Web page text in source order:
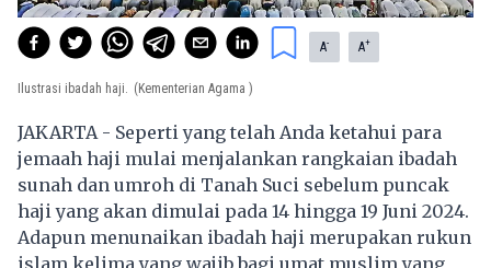
A- A+
Ilustrasi ibadah haji. (Kementerian Agama )
JAKARTA - Seperti yang telah Anda ketahui para
jemaah haji mulai menjalankan rangkaian ibadah
sunah dan umroh di Tanah Suci sebelum puncak
haji yang akan dimulai pada 14 hingga 19 Juni 2024.
Adapun menunaikan ibadah haji merupakan rukun